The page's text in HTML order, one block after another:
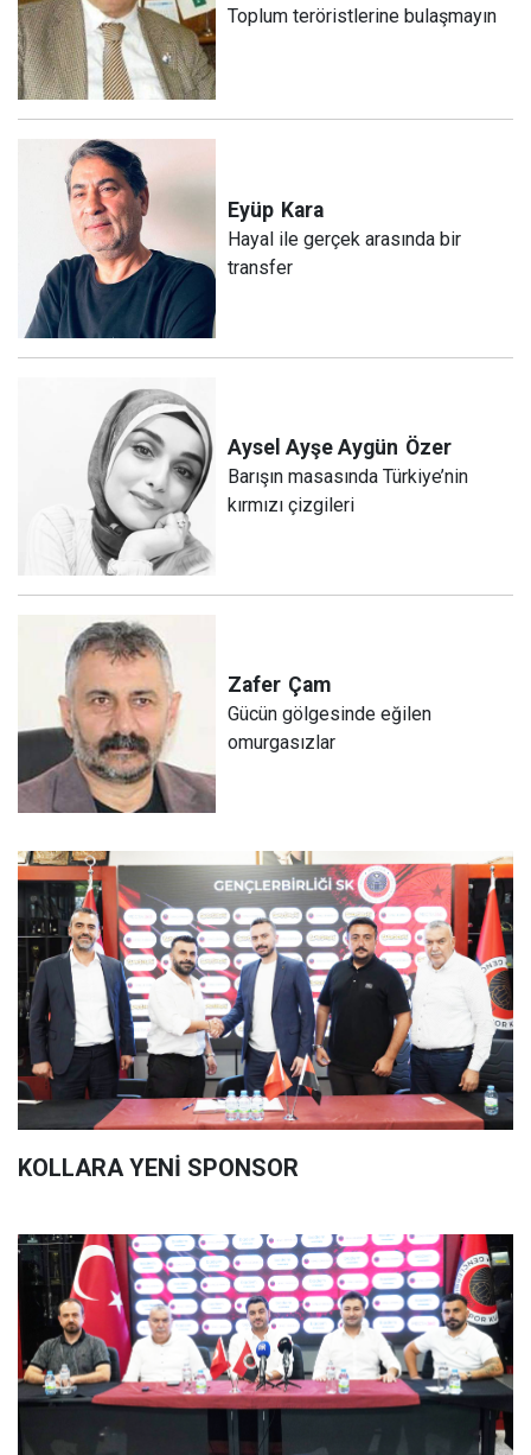
Toplum teröristlerine bulaşmayın
Eyüp Kara
Hayal ile gerçek arasında bir
transfer
Aysel Ayşe Aygün Özer
Barışın masasında Türkiye’nin
kırmızı çizgileri
Zafer Çam
Gücün gölgesinde eğilen
omurgasızlar
KOLLARA YENİ SPONSOR